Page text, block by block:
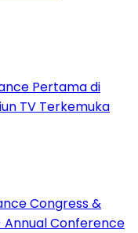
Pertama di
TV Terkemuka
Congress &
Conference